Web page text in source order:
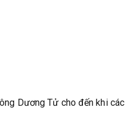
Dương Tử cho đến khi các